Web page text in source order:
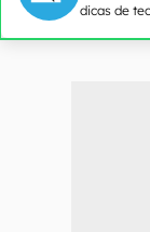
dicas de